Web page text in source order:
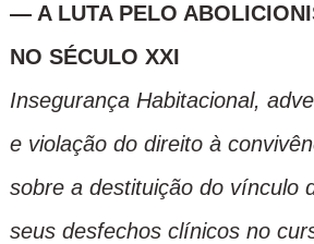
— A LUTA PELO
NO SÉCULO XXI
Insegurança Habitacional,
e violação do direito à
sobre a destituição do vínculo
seus desfechos clínicos no